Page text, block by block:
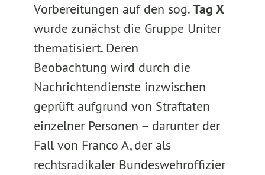
Vorbereitungen auf den sog.Tag X
wurde zunächst die Gruppe Uniter
thematisiert. Deren
Beobachtung wird durch die
Nachrichtendienste inzwischen
geprüft aufgrund von Straftaten
einzelner Personen – darunter der
Fall von Franco A, der als
rechtsradikaler Bundeswehroffizier